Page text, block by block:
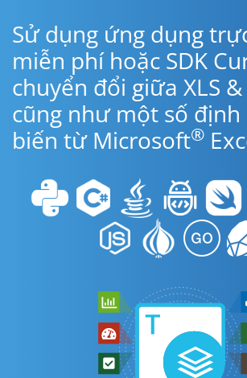
Sử dụng ứng dụng
miễn phí hoặc SDK
chuyển đổi giữa XLS &
cũng như một số
biến từ Microsoft®